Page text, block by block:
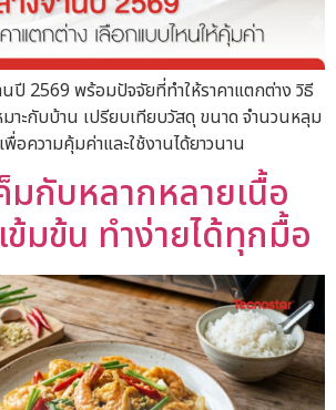
นปี 2569 พร้อมปัจจัยที่ทำให้ราคาแตกต่าง วิธี
มาะกับบ้าน เปรียบเทียบวัสดุ ขนาด จำนวนหลุม
อความคุ้มค่าและใช้งานได้ยาวนาน
มกับหลากหลายเนื้อ
ข้มข้น ทำง่ายได้ทุกมื้อ